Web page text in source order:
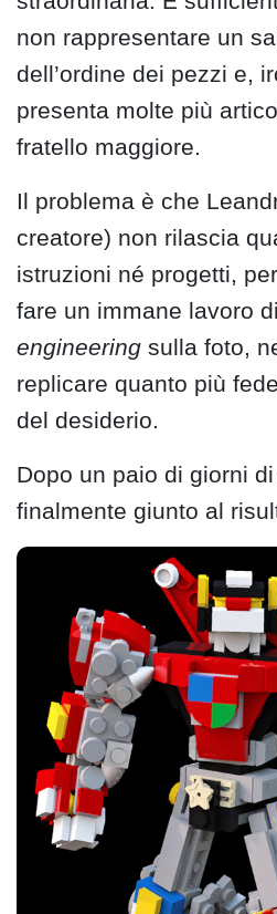
non rappresentare un
dell’ordine dei pezzi e,
presenta molte più
fratello maggiore.
Il problema è che
creatore) non rilascia
istruzioni né progetti,
fare un immane lavoro di
engineering sulla foto,
replicare quanto più
del desiderio.
Dopo un paio di giorni
finalmente giunto al